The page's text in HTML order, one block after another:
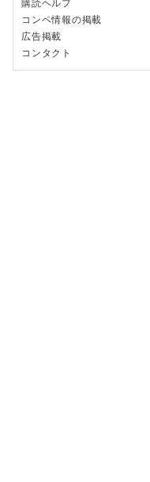
購読ヘルプ
コンペ情報の掲載
広告掲載
コンタクト